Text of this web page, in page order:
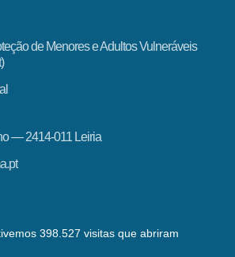
de Menores e Adultos Vulneráveis
— 2414-011 Leiria
398.527 visitas que abriram